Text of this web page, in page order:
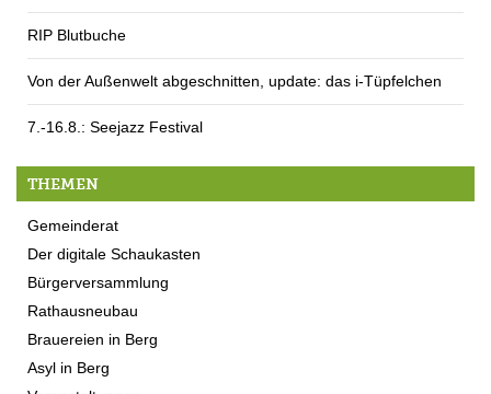
RIP Blutbuche
Von der Außenwelt abgeschnitten, update: das i-Tüpfelchen
7.-16.8.: Seejazz Festival
THEMEN
Gemeinderat
Der digitale Schaukasten
Bürgerversammlung
Rathausneubau
Brauereien in Berg
Asyl in Berg